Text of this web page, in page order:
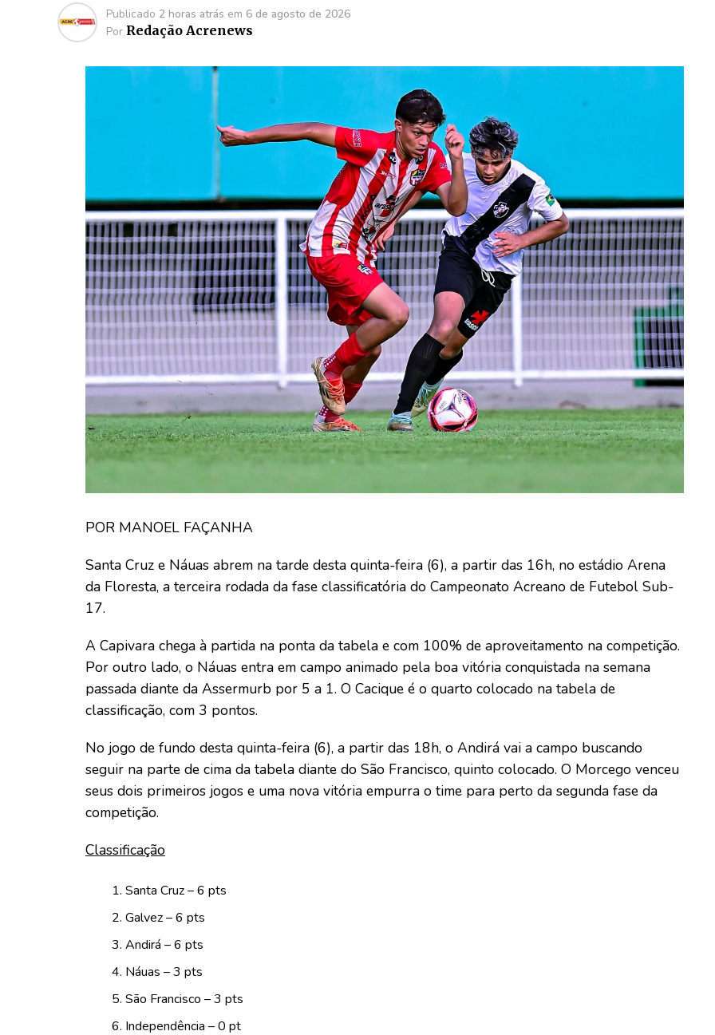
Publicado 2 horas atrás em 6 de agosto de 2026
Por Redação Acrenews
POR MANOEL FAÇANHA
Santa Cruz e Náuas abrem na tarde desta quinta-feira (6), a partir das 16h, no estádio Arena
da Floresta, a terceira rodada da fase classificatória do Campeonato Acreano de Futebol Sub-
17.
A Capivara chega à partida na ponta da tabela e com 100% de aproveitamento na competição.
Por outro lado, o Náuas entra em campo animado pela boa vitória conquistada na semana
passada diante da Assermurb por 5 a 1. O Cacique é o quarto colocado na tabela de
classificação, com 3 pontos.
No jogo de fundo desta quinta-feira (6), a partir das 18h, o Andirá vai a campo buscando
seguir na parte de cima da tabela diante do São Francisco, quinto colocado. O Morcego venceu
seus dois primeiros jogos e uma nova vitória empurra o time para perto da segunda fase da
competição.
Classificação
Santa Cruz – 6 pts
Galvez – 6 pts
Andirá – 6 pts
Náuas – 3 pts
São Francisco – 3 pts
Independência – 0 pt